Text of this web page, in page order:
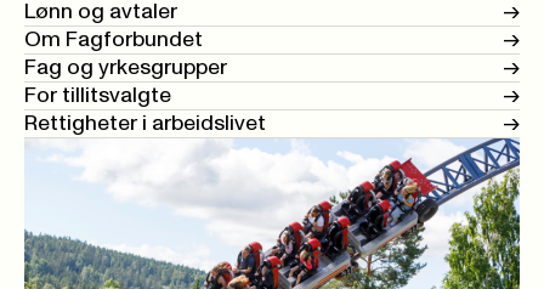
Lønn og avtaler
->
Om Fagforbundet
->
Fag og yrkesgrupper
->
For tillitsvalgte
->
Rettigheter i arbeidslivet
->